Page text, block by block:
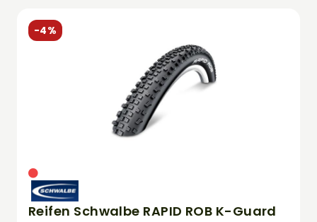
-4%
Reifen Schwalbe RAPID ROB K-Guard